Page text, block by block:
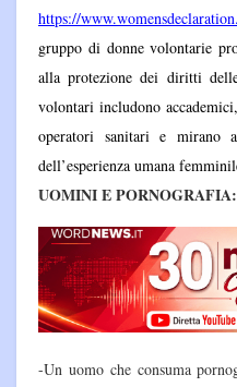
https://
gruppo di donne volontarie
alla protezione dei diritti
volontari includono
operatori sanitari e mirano a
dell’esperienza umana
UOMINI E
-Un uomo che consuma